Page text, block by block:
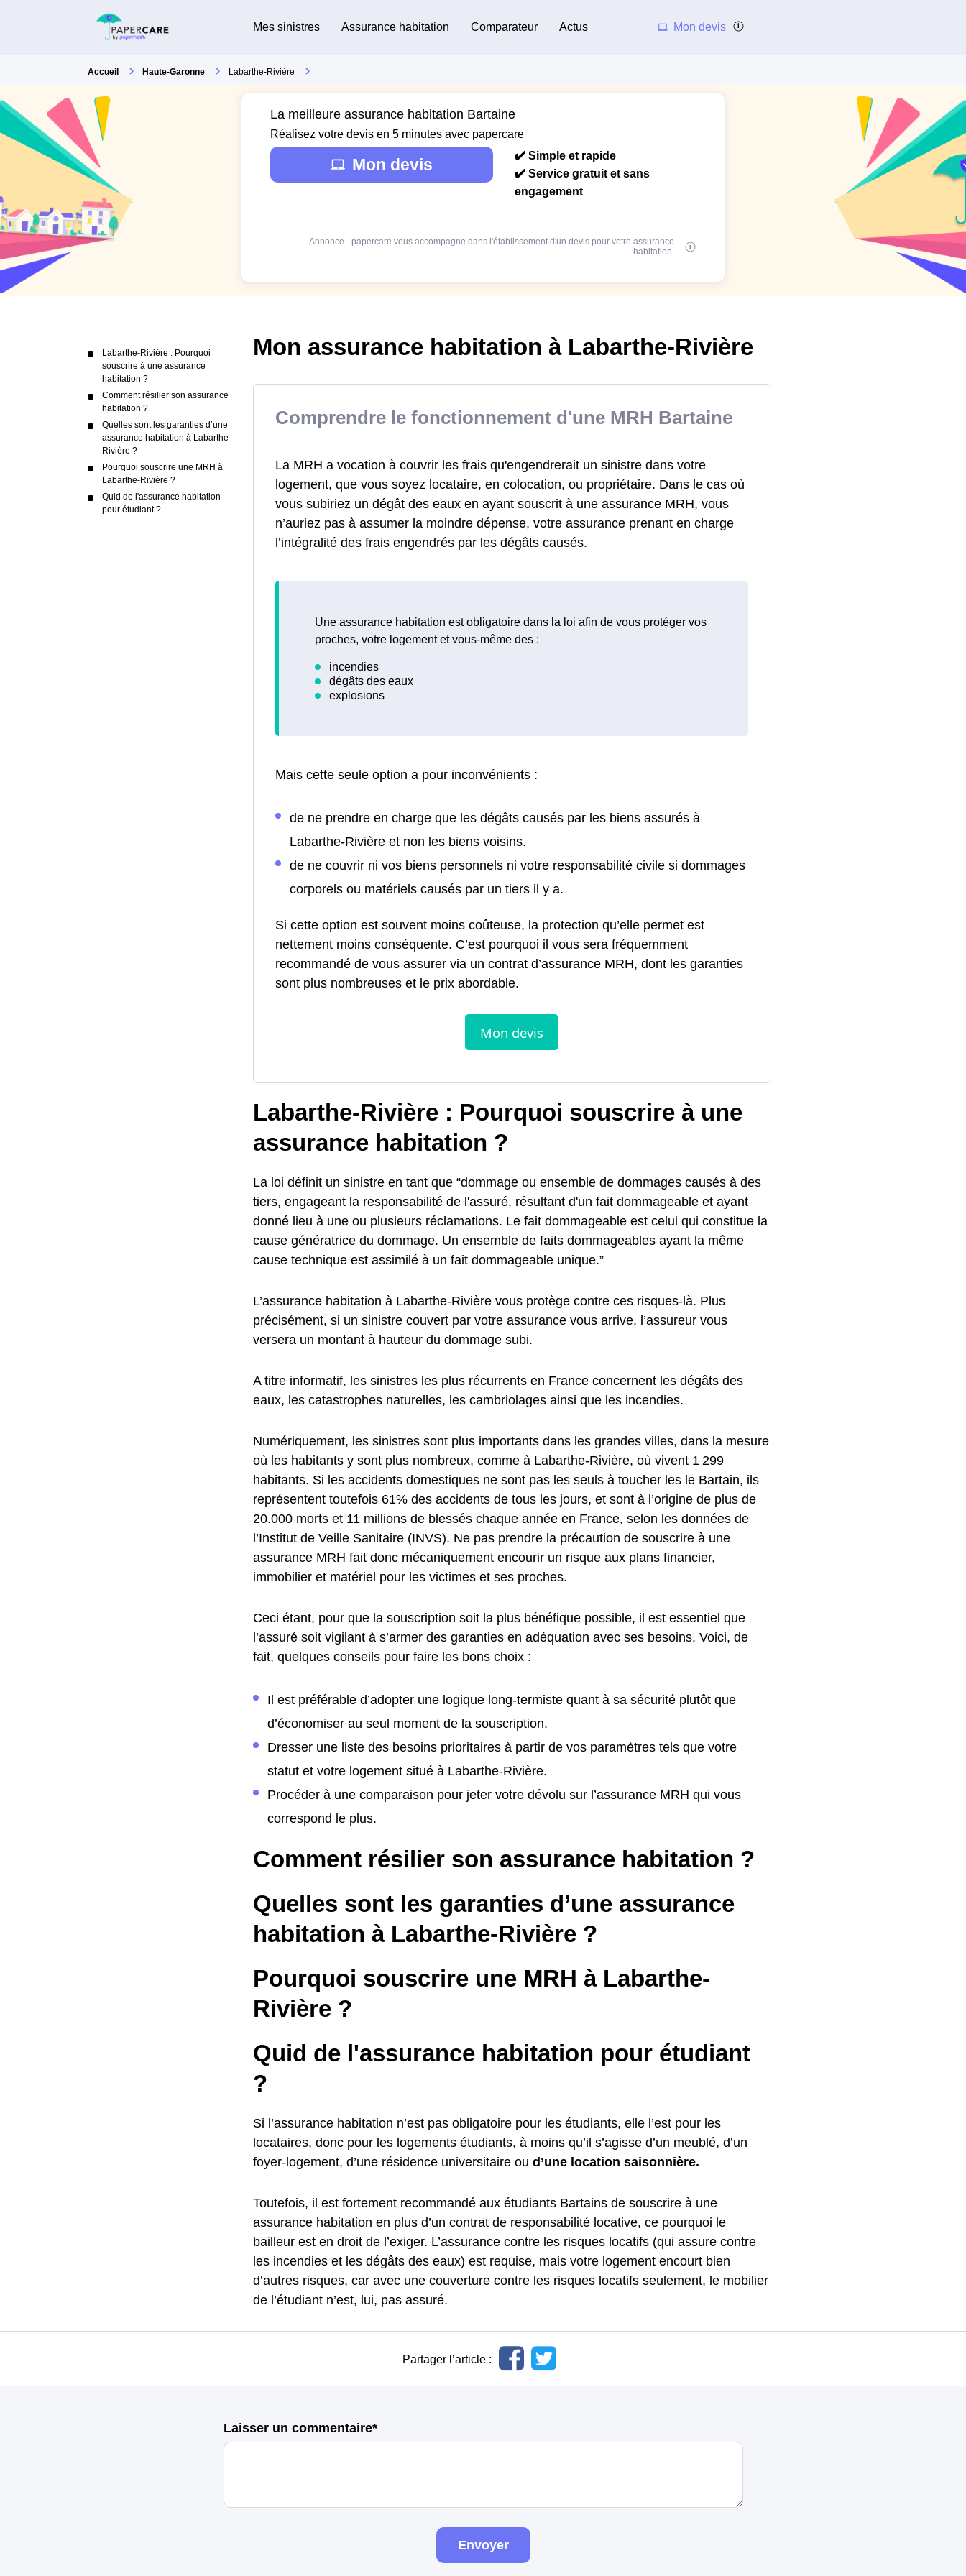
Mes sinistres Assurance habitation Comparateur Actus Mon devis
Accueil Haute-Garonne Labarthe-Rivière
La meilleure assurance habitation Bartaine
Réalisez votre devis en 5 minutes avec papercare
Mon devis
✔️ Simple et rapide
✔️ Service gratuit et sans
engagement
Annonce - papercare vous accompagne dans l'établissement d'un devis pour votre assurance
habitation.
Labarthe-Rivière : Pourquoi
souscrire à une assurance
habitation ?
Comment résilier son assurance
habitation ?
Quelles sont les garanties d’une
assurance habitation à Labarthe-
Rivière ?
Pourquoi souscrire une MRH à
Labarthe-Rivière ?
Quid de l'assurance habitation
pour étudiant ?
Mon assurance habitation à Labarthe-Rivière
Comprendre le fonctionnement d'une MRH Bartaine
La MRH a vocation à couvrir les frais qu'engendrerait un sinistre dans votre
logement, que vous soyez locataire, en colocation, ou propriétaire. Dans le cas où
vous subiriez un dégât des eaux en ayant souscrit à une assurance MRH, vous
n’auriez pas à assumer la moindre dépense, votre assurance prenant en charge
l’intégralité des frais engendrés par les dégâts causés.
Une assurance habitation est obligatoire dans la loi afin de vous protéger vos
proches, votre logement et vous-même des :
Mais cette seule option a pour inconvénients :
de ne prendre en charge que les dégâts causés par les biens assurés à
Labarthe-Rivière et non les biens voisins.
de ne couvrir ni vos biens personnels ni votre responsabilité civile si dommages
corporels ou matériels causés par un tiers il y a.
Si cette option est souvent moins coûteuse, la protection qu’elle permet est
nettement moins conséquente. C’est pourquoi il vous sera fréquemment
recommandé de vous assurer via un contrat d’assurance MRH, dont les garanties
sont plus nombreuses et le prix abordable.
Labarthe-Rivière : Pourquoi souscrire à une
assurance habitation ?
La loi définit un sinistre en tant que “dommage ou ensemble de dommages causés à des
tiers, engageant la responsabilité de l'assuré, résultant d'un fait dommageable et ayant
donné lieu à une ou plusieurs réclamations. Le fait dommageable est celui qui constitue la
cause génératrice du dommage. Un ensemble de faits dommageables ayant la même
cause technique est assimilé à un fait dommageable unique.”
L’assurance habitation à Labarthe-Rivière vous protège contre ces risques-là. Plus
précisément, si un sinistre couvert par votre assurance vous arrive, l’assureur vous
versera un montant à hauteur du dommage subi.
A titre informatif, les sinistres les plus récurrents en France concernent les dégâts des
eaux, les catastrophes naturelles, les cambriolages ainsi que les incendies.
Numériquement, les sinistres sont plus importants dans les grandes villes, dans la mesure
où les habitants y sont plus nombreux, comme à Labarthe-Rivière, où vivent 1 299
habitants. Si les accidents domestiques ne sont pas les seuls à toucher les le Bartain, ils
représentent toutefois 61% des accidents de tous les jours, et sont à l’origine de plus de
20.000 morts et 11 millions de blessés chaque année en France, selon les données de
l’Institut de Veille Sanitaire (INVS). Ne pas prendre la précaution de souscrire à une
assurance MRH fait donc mécaniquement encourir un risque aux plans financier,
immobilier et matériel pour les victimes et ses proches.
Ceci étant, pour que la souscription soit la plus bénéfique possible, il est essentiel que
l’assuré soit vigilant à s’armer des garanties en adéquation avec ses besoins. Voici, de
fait, quelques conseils pour faire les bons choix :
Il est préférable d’adopter une logique long-termiste quant à sa sécurité plutôt que
d’économiser au seul moment de la souscription.
Dresser une liste des besoins prioritaires à partir de vos paramètres tels que votre
statut et votre logement situé à Labarthe-Rivière.
Procéder à une comparaison pour jeter votre dévolu sur l’assurance MRH qui vous
correspond le plus.
Comment résilier son assurance habitation ?
Quelles sont les garanties d’une assurance
habitation à Labarthe-Rivière ?
Pourquoi souscrire une MRH à Labarthe-
Rivière ?
Quid de l'assurance habitation pour étudiant
?
Si l’assurance habitation n’est pas obligatoire pour les étudiants, elle l’est pour les
locataires, donc pour les logements étudiants, à moins qu’il s’agisse d’un meublé, d’un
foyer-logement, d’une résidence universitaire ou d’une location saisonnière.
Toutefois, il est fortement recommandé aux étudiants Bartains de souscrire à une
assurance habitation en plus d’un contrat de responsabilité locative, ce pourquoi le
bailleur est en droit de l’exiger. L’assurance contre les risques locatifs (qui assure contre
les incendies et les dégâts des eaux) est requise, mais votre logement encourt bien
d’autres risques, car avec une couverture contre les risques locatifs seulement, le mobilier
de l’étudiant n’est, lui, pas assuré.
Partager l’article :
Laisser un commentaire*
Envoyer